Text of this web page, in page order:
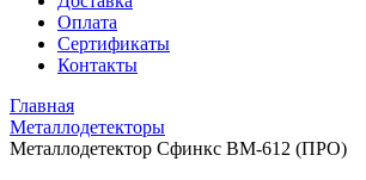
Оплата
Сертификаты
Контакты
Главная
Металлодетекторы
Металлодетектор Сфинкс ВМ-612 (ПРО)